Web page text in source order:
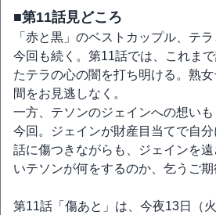
■第11話見どころ
「赤と黒」のベストカップル、テ
今回も続く。第11話では、これま
たテラの心の闇を打ち明ける。熟
間をお見逃しなく。
一方、テソンのジェインへの想い
今回。ジェインが財産目当てで自
話に傷つきながらも、ジェインを
いテソンが何をするのか、乞うご期
第11話「傷あと」は、今夜13日（